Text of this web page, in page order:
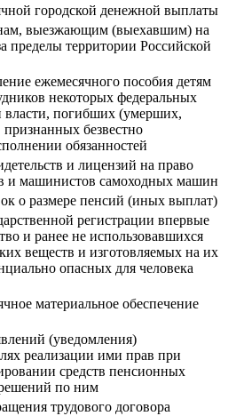
городской денежной выплаты
выезжающим (выехавшим) на
пределы территории Российской
ежемесячного пособия детям
некоторых федеральных
власти, погибших (умерших,
безвестно
обязанностей
и лицензий на право
и машинистов самоходных машин
о размере пенсий (иных выплат)
регистрации впервые
и ранее не использовавшихся
веществ и изготовляемых на их
опасных для человека
материальное обеспечение
(уведомления)
реализации ими прав при
средств пенсионных
по ним
трудового договора